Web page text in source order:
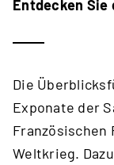
Entdecken Sie
Die
Exponate der
Französischen
Weltkrieg.